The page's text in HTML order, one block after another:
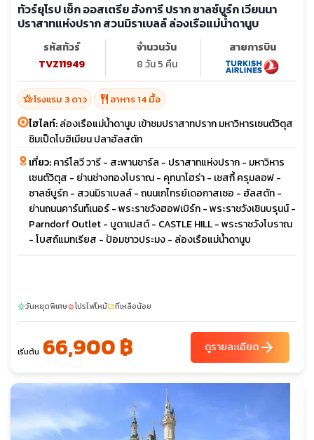
ทัวร์ยุโรป เช็ก ออสเตรีย ฮังการี ปราก ซาลซ์บูร์ก เวียนนา
ปราสาทแห่งปราก สวนมิราเบลล์ ล่องเรือแม่น้ำดานูบ
รหัสทัวร์
TVZ11949
จำนวนวัน
8 วัน 5 คืน
สายการบิน
hotel_classโรงแรม 3 ดาว restaurant อาหาร 14 มื้อ
ไฮไลท์:ล่องเรือแม่น้ำดานูบ เข้าชมปราสาทปราก มหาวิหารเซนต์วิตุส
ชิมเป็ดโบฮิเมียน ปลาฮัลสตัท
เที่ยว:คาร์โลวี วารี - สะพานชาร์ล - ปราสาทแห่งปราก - มหาวิหาร
เซนต์วิตุส - ย่านช่างทองโบราณ - คุทนาโฮร่า - เชสกี้ ครุมลอฟ -
ซาลซ์บูร์ก - สวนมิราเบลล์ - ถนนเกไทรย์เดอกาสเซอ - ฮัลสตัท -
ย่านถนนคาร์นท์เนอร์ - พระราชวังฮอฟเบิร์ก - พระราชวังเชินบรุนน์ -
Parndorf Outlet - บูดาเปสต์ - CASTLE HILL - พระราชวังโบราณ
- โบสถ์แมทเรียส - ป้อมชาวประมง - ล่องเรือแม่น้ำดานูบ
sunnyวันหยุดพิเศษlocal_fire_departmentโปรไฟไหม้confirmation_numberที่เหลือน้อย
เริ่มต้น 66,900 ฿ ดูรายละเอียดarrow_forward